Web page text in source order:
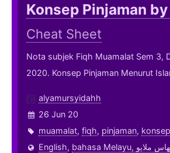
Konsep Pinjaman
Cheat Sheet
Nota subjek Fiqh Muamalat Sem 3,
2020. Konsep Pinjaman Menurut
alyamursyidahh
26 Jun 20
muamalat, fiqh, pinjaman, konsep
English,